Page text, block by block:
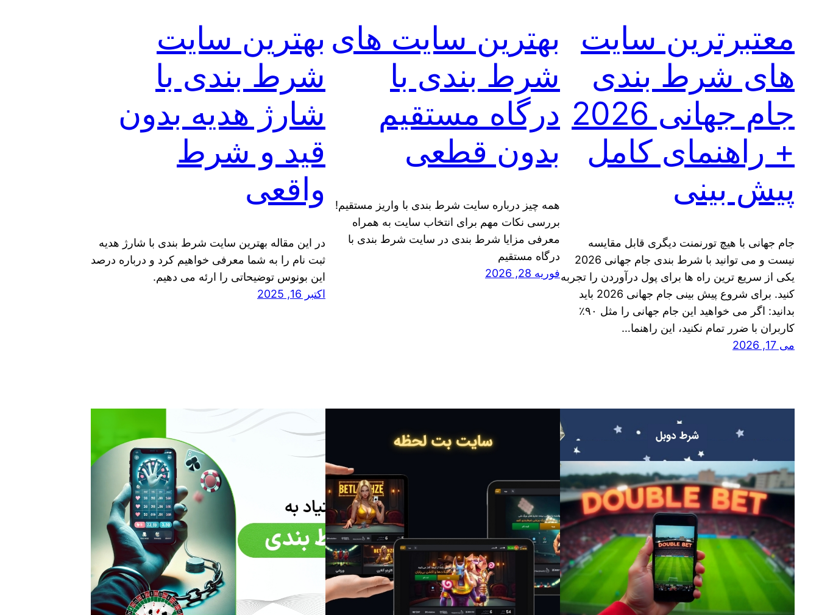
معتبرترین سایت
های شرط بندی
جام جهانی 2026
+ راهنمای کامل
پیش بینی
جام جهانی با هیچ تورنمنت دیگری قابل مقایسه
نیست و می توانید با شرط بندی جام جهانی 2026
یکی از سریع‌ ترین راه‌ ها برای پول درآوردن را تجربه
کنید. برای شروع پیش بینی جام جهانی 2026 باید
بدانید: اگر می‌ خواهید این جام جهانی را مثل ۹۰٪
کاربران با ضرر تمام نکنید، این راهنما…
می 17, 2026
بهترین سایت های
شرط بندی با
درگاه مستقیم
بدون قطعی
همه چیز درباره سایت شرط بندی با واریز مستقیم!
بررسی نکات مهم برای انتخاب سایت به همراه
معرفی مزایا شرط بندی در سایت شرط بندی با
درگاه مستقیم
فوریه 28, 2026
بهترین سایت
شرط بندی با
شارژ هدیه بدون
قید و شرط
واقعی
در این مقاله بهترین سایت شرط بندی با شارژ هدیه
ثبت نام را به شما معرفی خواهیم کرد و درباره درصد
این بونوس توضیحاتی را ارئه می دهیم.
اکتبر 16, 2025